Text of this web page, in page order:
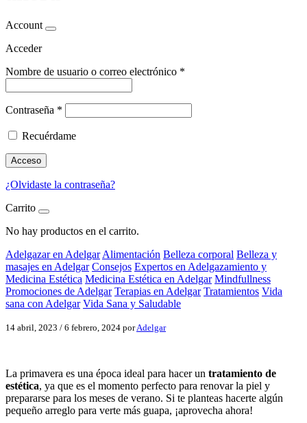
Account
Acceder
Nombre de usuario o correo electrónico *
Contraseña *
Recuérdame
Acceso
¿Olvidaste la contraseña?
Carrito
No hay productos en el carrito.
Adelgazar en Adelgar Alimentación Belleza corporal Belleza y
masajes en Adelgar Consejos Expertos en Adelgazamiento y
Medicina Estética Medicina Estética en Adelgar Mindfullness
Promociones de Adelgar Terapias en Adelgar Tratamientos Vida
sana con Adelgar Vida Sana y Saludable
14 abril, 2023 / 6 febrero, 2024 porAdelgar
La primavera es una época ideal para hacer un tratamiento de
estética, ya que es el momento perfecto para renovar la piel y
prepararse para los meses de verano. Si te planteas hacerte algún
pequeño arreglo para verte más guapa, ¡aprovecha ahora!